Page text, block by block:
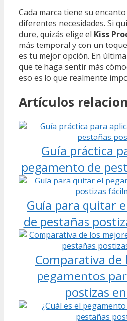
Cada marca tiene su
diferentes necesidades. Si
dure, quizás elige el Kiss
más temporal y con un
es tu mejor opción. En
que te haga sentir más
eso es lo que realmente
Artículos
Guía práctica
pegamento de
Guía para quitar
de pestañas
Comparativa de
pegamentos
postizas